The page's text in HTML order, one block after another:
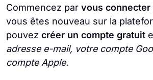
Commencez par vous connecter
vous êtes nouveau sur la
pouvez créer un compte gratuit
adresse e-mail, votre compte
compte Apple.